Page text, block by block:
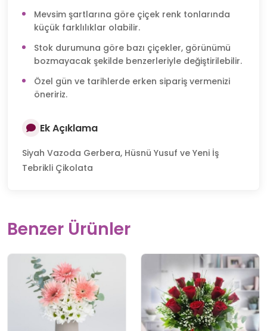
Mevsim şartlarına göre çiçek renk tonlarında
küçük farklılıklar olabilir.
Stok durumuna göre bazı çiçekler, görünümü
bozmayacak şekilde benzerleriyle değiştirilebilir.
Özel gün ve tarihlerde erken sipariş vermenizi
öneririz.
Ek Açıklama
Siyah Vazoda Gerbera, Hüsnü Yusuf ve Yeni İş
Tebrikli Çikolata
Benzer Ürünler